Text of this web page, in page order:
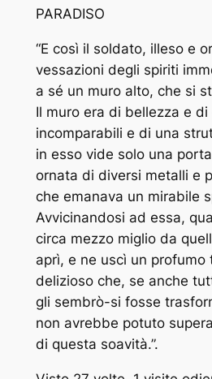
PARADISO
“E così il soldato, illeso e
vessazioni degli spiriti
a sé un muro alto, che si
Il muro era di bellezza e di
incomparabili e di una
in esso vide solo una
ornata di diversi metalli e
che emanava un mirabile
Avvicinandosi ad essa,
circa mezzo miglio da
aprì, e ne uscì un profumo
delizioso che, se anche
gli sembrò-si fosse
non avrebbe potuto
di questa soavità.”.